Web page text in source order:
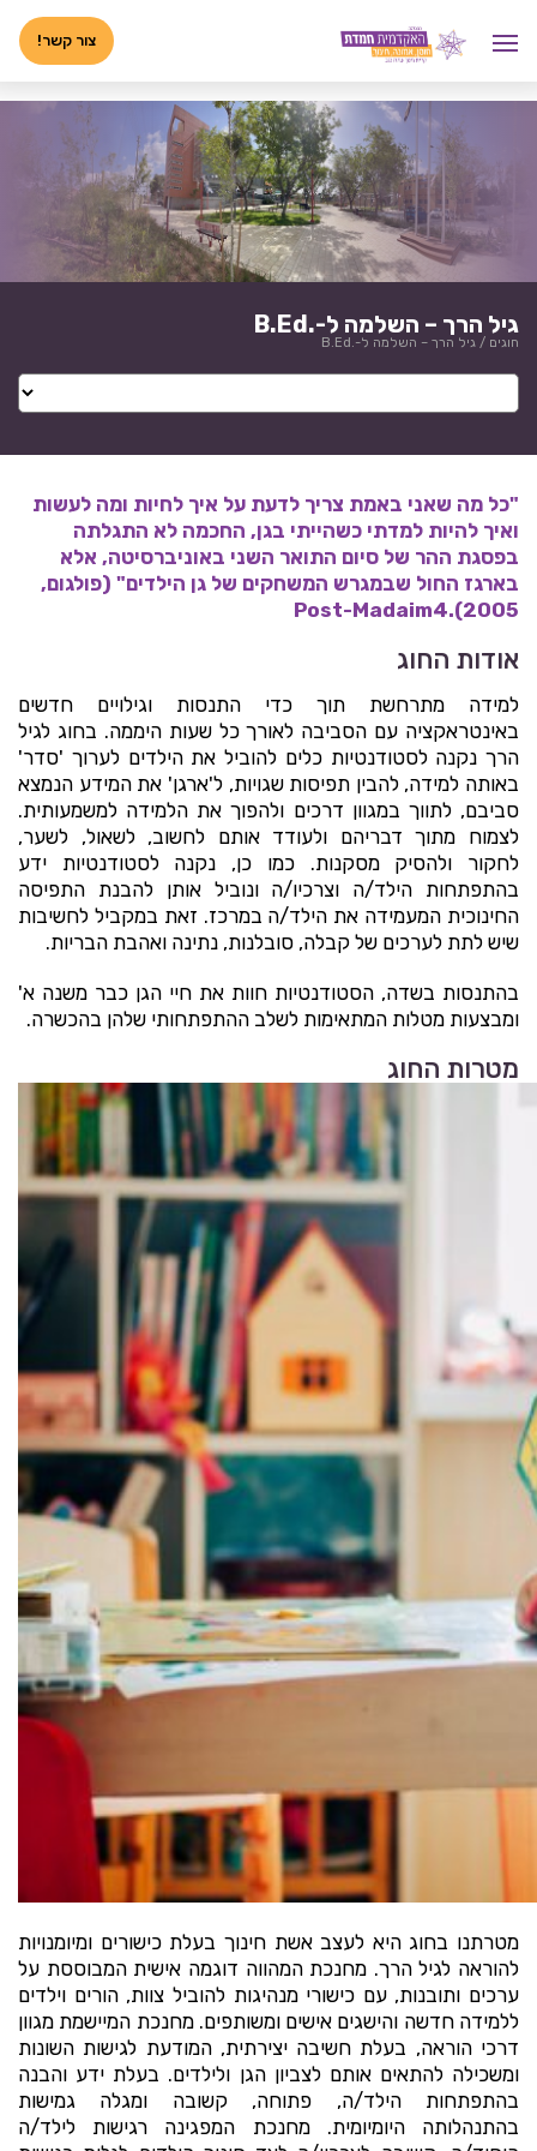
צור קשר!
גיל הרך – השלמה ל-.B.Ed
חוגים / גיל הרך – השלמה ל-.B.Ed
"כל מה שאני באמת צריך לדעת על איך לחיות ומה לעשות
ואיך להיות למדתי כשהייתי בגן, החכמה לא התגלתה
בפסגת ההר של סיום התואר השני באוניברסיטה, אלא
בארגז החול שבמגרש המשחקים של גן הילדים" (פולגום,
2005).Post-Madaim4
אודות החוג
למידה מתרחשת תוך כדי התנסות וגילויים חדשים
באינטראקציה עם הסביבה לאורך כל שעות היממה. בחוג לגיל
הרך נקנה לסטודנטיות כלים להוביל את הילדים לערוך 'סדר'
באותה למידה, להבין תפיסות שגויות, ל'ארגן' את המידע הנמצא
סביבם, לתווך במגוון דרכים ולהפוך את הלמידה למשמעותית.
לצמוח מתוך דבריהם ולעודד אותם לחשוב, לשאול, לשער,
לחקור ולהסיק מסקנות. כמו כן, נקנה לסטודנטיות ידע
בהתפתחות הילד/ה וצרכיו/ה ונוביל אותן להבנת התפיסה
החינוכית המעמידה את הילד/ה במרכז. זאת במקביל לחשיבות
שיש לתת לערכים של קבלה, סובלנות, נתינה ואהבת הבריות.
בהתנסות בשדה, הסטודנטיות חוות את חיי הגן כבר משנה א'
ומבצעות מטלות המתאימות לשלב ההתפתחותי שלהן בהכשרה.
מטרות החוג
מטרתנו בחוג היא לעצב אשת חינוך בעלת כישורים ומיומנויות
להוראה לגיל הרך. מחנכת המהווה דוגמה אישית המבוססת על
ערכים ותובנות, עם כישורי מנהיגות להוביל צוות, הורים וילדים
ללמידה חדשה והישגים אישים ומשותפים. מחנכת המיישמת מגוון
דרכי הוראה, בעלת חשיבה יצירתית, המודעת לגישות השונות
ומשכילה להתאים אותם לצביון הגן ולילדים. בעלת ידע והבנה
בהתפתחות הילד/ה, פתוחה, קשובה ומגלה גמישות
בהתנהלותה היומיומית. מחנכת המפגינה רגישות לילד/ה